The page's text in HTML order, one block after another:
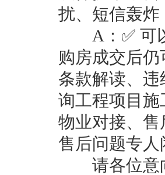
扰、短信轰
A：✅ 可以
购房成交后
条款解读、
询工程项目
物业对接、
售后问题专
请各位意向